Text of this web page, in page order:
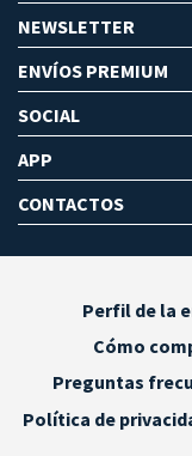
NEWSLETTER
ENVÍOS PREMIUM
SOCIAL
APP
CONTACTOS
Perfil de la
Cómo
Preguntas
Política de